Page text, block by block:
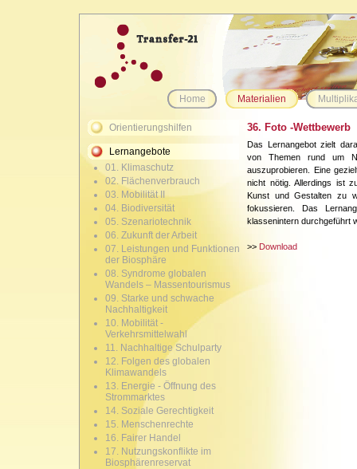
Home Materialien
Orientierungshilfen
Lernangebote
01. Klimaschutz
02. Flächenverbrauch
03. Mobilität II
04. Biodiversität
05. Szenariotechnik
06. Zukunft der Arbeit
07. Leistungen und Funktionen
der Biosphäre
08. Syndrome globalen
Wandels – Massentourismus
09. Starke und schwache
Nachhaltigkeit
10. Mobilität -
Verkehrsmittelwahl
11. Nachhaltige Schulparty
12. Folgen des globalen
Klimawandels
13. Energie - Öffnung des
Strommarktes
14. Soziale Gerechtigkeit
15. Menschenrechte
16. Fairer Handel
17. Nutzungskonflikte im
Biosphärenreservat
36. Foto -Wettbewerb
Das Lernangebot zielt
von Themen rund um
auszuprobieren. Eine
nicht nötig. Allerdings ist
Kunst und Gestalten zu
fokussieren. Das
klassenintern durchgeführt
>> Download